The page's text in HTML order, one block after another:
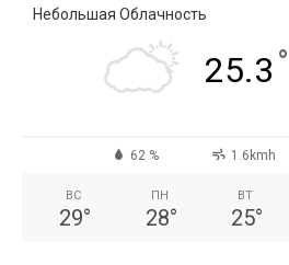
Небольшая Облачность
25.3 °
62 % 1.6kmh
ВС
29°
ПН
28°
ВТ
25°